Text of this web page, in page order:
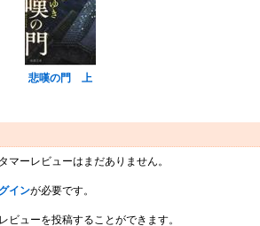
悲嘆の門 上
マーレビューはまだありません。
インが必要です。
ビューを投稿することができます。